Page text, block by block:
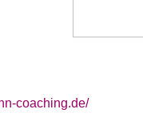
coaching.de/